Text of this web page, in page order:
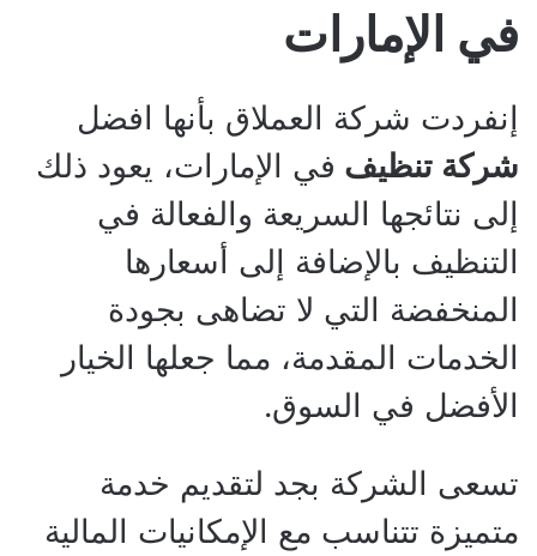
في الإمارات
إنفردت شركة العملاق بأنها افضل
شركة تنظيف في الإمارات، يعود ذلك
إلى نتائجها السريعة والفعالة في
التنظيف بالإضافة إلى أسعارها
المنخفضة التي لا تضاهى بجودة
الخدمات المقدمة، مما جعلها الخيار
الأفضل في السوق.
تسعى الشركة بجد لتقديم خدمة
متميزة تتناسب مع الإمكانيات المالية